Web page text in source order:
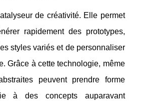
de créativité. Elle permet
rapidement des prototypes,
styles variés et de personnaliser
Grâce à cette technologie, même
peuvent prendre forme
à des concepts auparavant